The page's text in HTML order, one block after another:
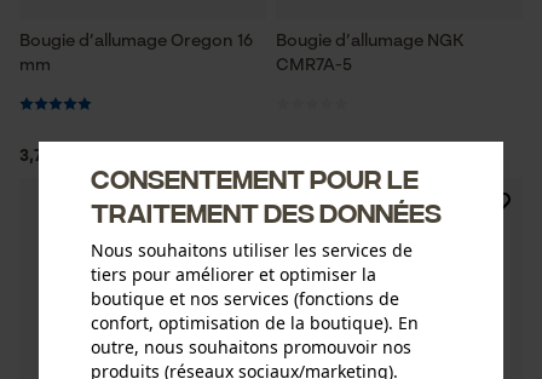
Bougie d’allumage Oregon 16
mm
3,78 €*
Bougie d’allumage NGK
CMR7A-5
Consentement pour le
traitement des données
Nous souhaitons utiliser les services de
tiers pour améliorer et optimiser la
boutique et nos services (fonctions de
confort, optimisation de la boutique). En
outre, nous souhaitons promouvoir nos
produits (réseaux sociaux/marketing).